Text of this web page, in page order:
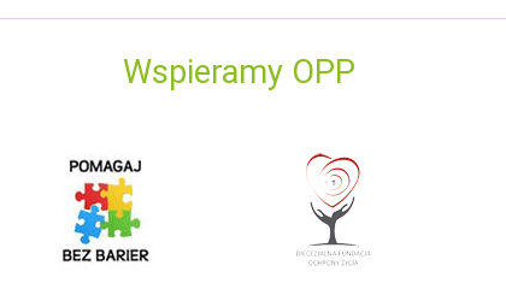
Wspieramy OPP